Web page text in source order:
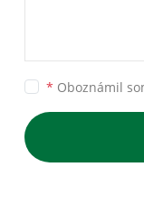
* Oboznámil